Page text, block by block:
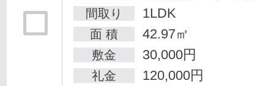
間取り
1LDK
面 積 42.97㎡
敷金 30,000円
礼金 120,000円